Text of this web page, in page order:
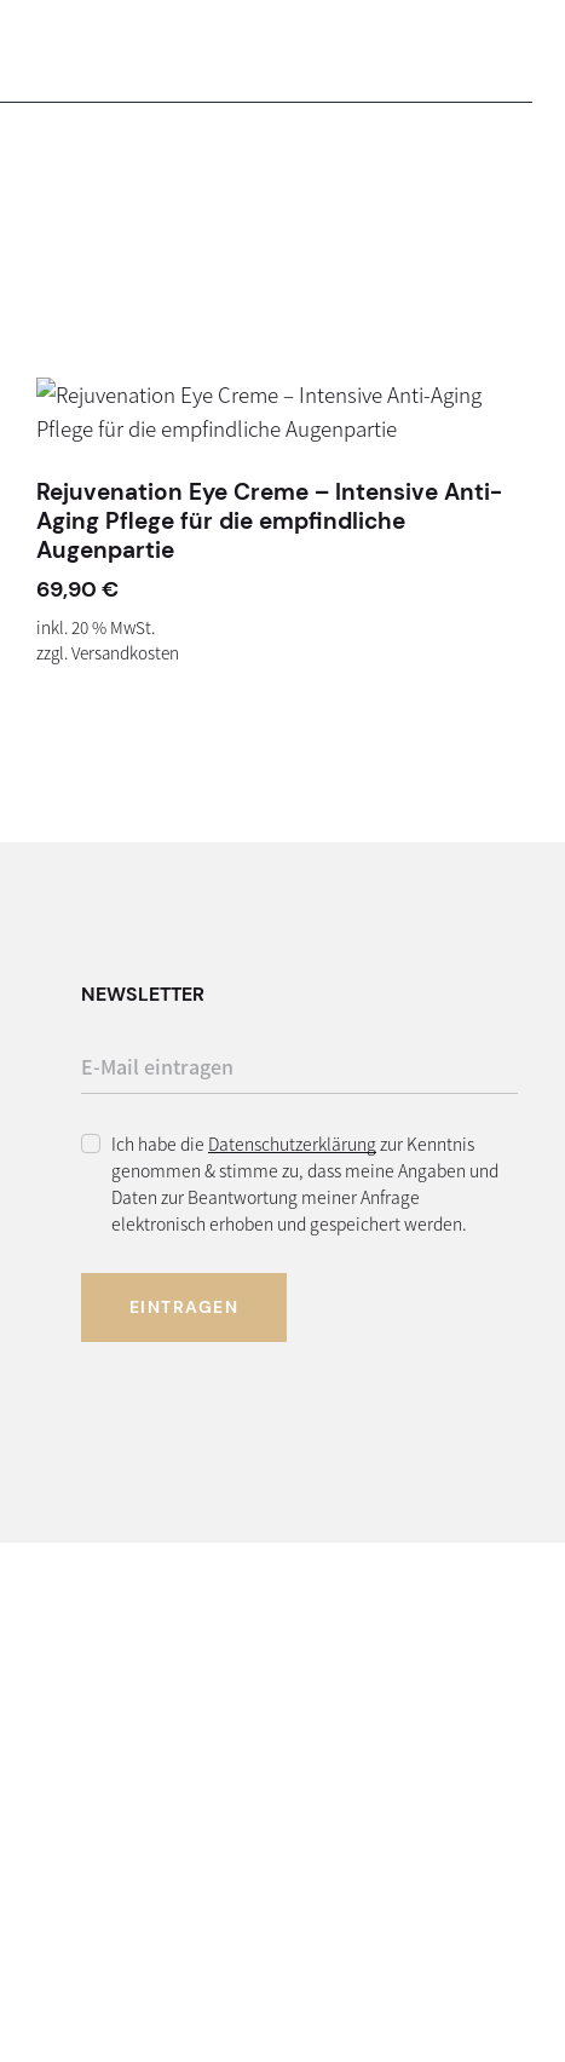
Rejuvenation Eye Creme – Intensive Anti-
Aging Pflege für die empfindliche
Augenpartie
69,90 €
inkl. 20 % MwSt.
zzgl.Versandkosten
NEWSLETTER
Ich habe die Datenschutzerklärung zur Kenntnis
genommen & stimme zu, dass meine Angaben und
Daten zur Beantwortung meiner Anfrage
elektronisch erhoben und gespeichert werden.
EINTRAGEN